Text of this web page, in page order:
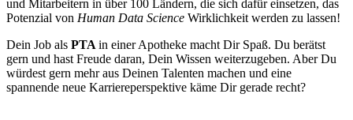
und Mitarbeitern in über 100 Ländern, die sich dafür einsetzen, das
Potenzial von Human Data Science Wirklichkeit werden zu lassen!
Dein Job als PTA in einer Apotheke macht Dir Spaß. Du berätst
gern und hast Freude daran, Dein Wissen weiterzugeben. Aber Du
würdest gern mehr aus Deinen Talenten machen und eine
spannende neue Karriereperspektive käme Dir gerade recht?